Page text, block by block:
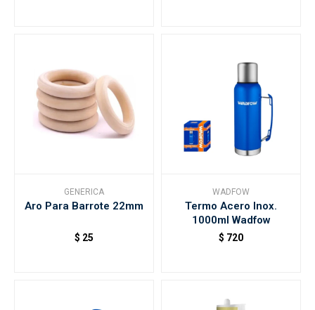
GENERICA
Aro Para Barrote 22mm
$ 25
WADFOW
Termo Acero Inox.
1000ml Wadfow
$ 720